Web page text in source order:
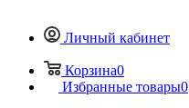
Личный кабинет
Корзина0
Избранные товары0